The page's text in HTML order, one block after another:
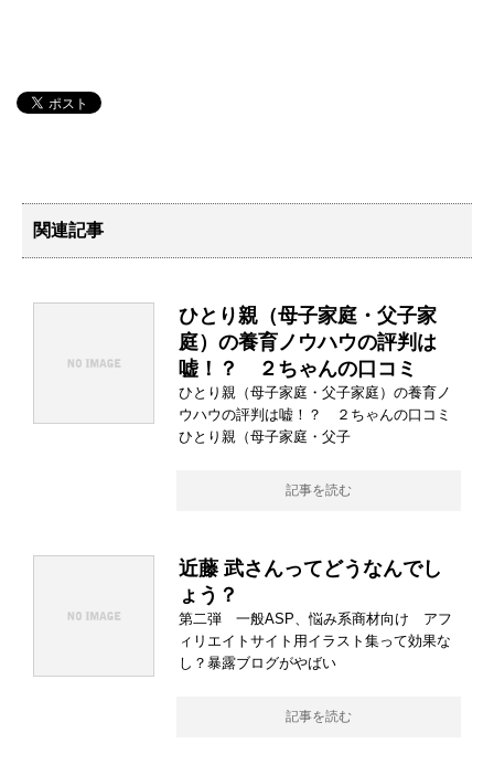
関連記事
ひとり親（母子家庭・父子家
庭）の養育ノウハウの評判は
嘘！？ ２ちゃんの口コミ
ひとり親（母子家庭・父子家庭）の養育ノ
ウハウの評判は嘘！？ ２ちゃんの口コミ
ひとり親（母子家庭・父子
記事を読む
近藤 武さんってどうなんでし
ょう？
第二弾 一般ASP、悩み系商材向け アフ
ィリエイトサイト用イラスト集って効果な
し？暴露ブログがやばい
記事を読む